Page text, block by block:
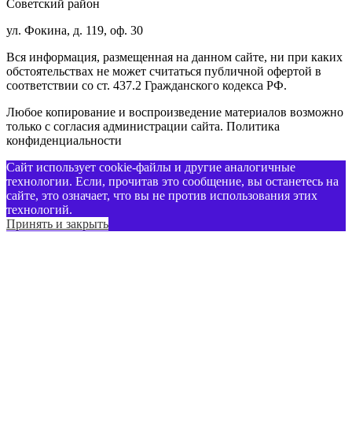
Советский район
ул. Фокина, д. 119, оф. 30
Вся информация, размещенная на данном сайте, ни при каких
обстоятельствах не может считаться публичной офертой в
соответствии со ст. 437.2 Гражданского кодекса РФ.
Любое копирование и воспроизведение материалов возможно
только с согласия администрации сайта. Политика
конфиденциальности
Сайт использует cookie-файлы и другие аналогичные
технологии. Если, прочитав это сообщение, вы останетесь на
сайте, это означает, что вы не против использования этих
технологий.
Принять и закрыть